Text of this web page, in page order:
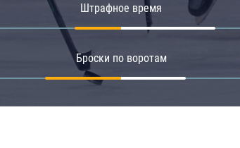
Штрафное время
Броски по воротам